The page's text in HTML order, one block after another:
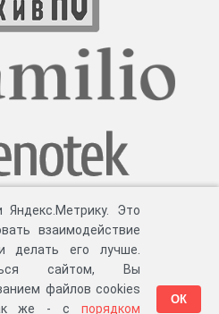
Это
взаимодействие
делать его лучше.
сайтом, Вы
файлов cookies
же - с порядком
ОК